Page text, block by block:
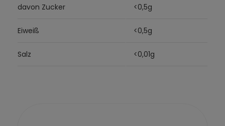
davon Zucker <0,5g
Eiweiß <0,5g
Salz <0,01g